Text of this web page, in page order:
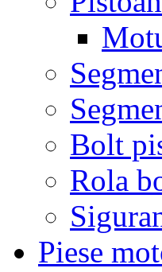
Bolt
Rola
Piese